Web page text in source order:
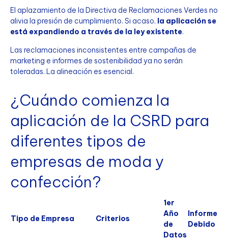
El aplazamiento de la Directiva de Reclamaciones Verdes no
alivia la presión de cumplimiento. Si acaso, la aplicación se
está expandiendo a través de la ley existente.
Las reclamaciones inconsistentes entre campañas de
marketing e informes de sostenibilidad ya no serán
toleradas. La alineación es esencial.
¿Cuándo comienza la
aplicación de la CSRD para
diferentes tipos de
empresas de moda y
confección?
Tipo de Empresa Criterios
1er
Año
de
Datos
Informe
Debido